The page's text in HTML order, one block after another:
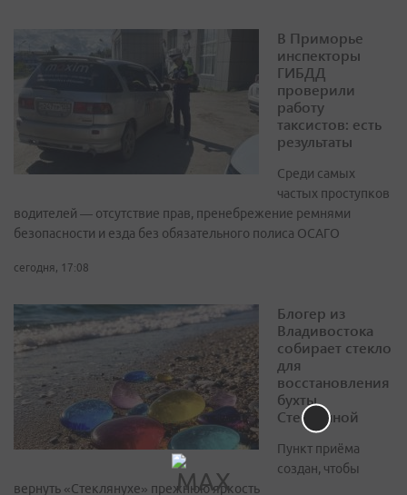
В Приморье
инспекторы
ГИБДД
проверили
работу
таксистов: есть
результаты
Среди самых
частых проступков
водителей — отсутствие прав, пренебрежение ремнями
безопасности и езда без обязательного полиса ОСАГО
сегодня, 17:08
Блогер из
Владивостока
собирает стекло
для
восстановления
бухты
Стеклянной
Пункт приёма
создан, чтобы
вернуть «Стеклянухе» прежнюю яркость